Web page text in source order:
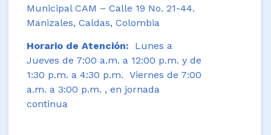
Municipal CAM – Calle 19 No. 21-44.
Manizales, Caldas, Colombia
Horario de Atención: Lunes a
Jueves de 7:00 a.m. a 12:00 p.m. y de
1:30 p.m. a 4:30 p.m. Viernes de 7:00
a.m. a 3:00 p.m. , en jornada
continua